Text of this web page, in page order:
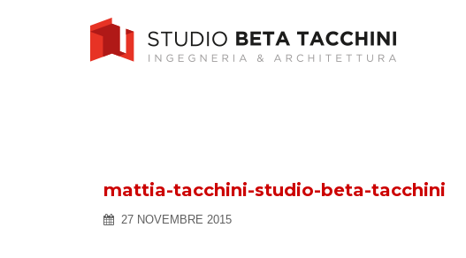
mattia-tacchini-studio-beta-tacchini
27 NOVEMBRE 2015